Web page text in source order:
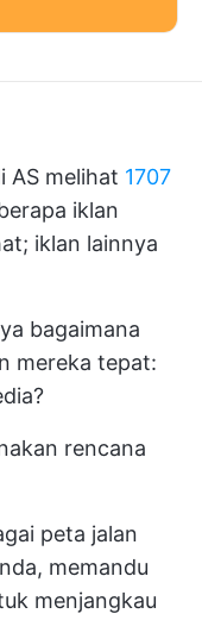
AS melihat 1707
iklan
iklan lainnya
bagaimana
mereka tepat:
rencana
peta jalan
memandu
menjangkau